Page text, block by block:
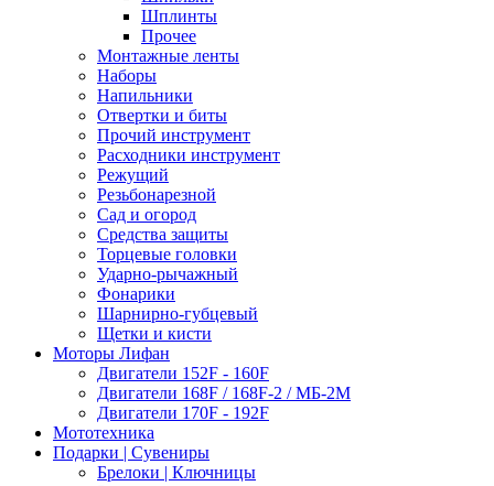
Шплинты
Прочее
Монтажные ленты
Наборы
Напильники
Отвертки и биты
Прочий инструмент
Расходники инструмент
Режущий
Резьбонарезной
Сад и огород
Средства защиты
Торцевые головки
Ударно-рычажный
Фонарики
Шарнирно-губцевый
Щетки и кисти
Моторы Лифан
Двигатели 152F - 160F
Двигатели 168F / 168F-2 / МБ-2М
Двигатели 170F - 192F
Мототехника
Подарки | Сувениры
Брелоки | Ключницы